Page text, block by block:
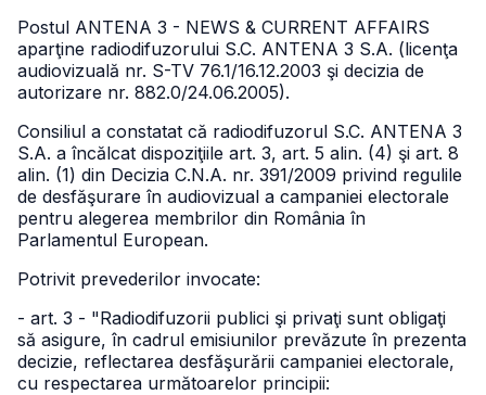
Postul ANTENA 3 - NEWS & CURRENT AFFAIRS
aparţine radiodifuzorului S.C. ANTENA 3 S.A. (licenţa
audiovizuală nr. S-TV 76.1/16.12.2003 şi decizia de
autorizare nr. 882.0/24.06.2005).
Consiliul a constatat că radiodifuzorul S.C. ANTENA 3
S.A. a încălcat dispoziţiile art. 3, art. 5 alin. (4) şi art. 8
alin. (1) din Decizia C.N.A. nr. 391/2009 privind regulile
de desfăşurare în audiovizual a campaniei electorale
pentru alegerea membrilor din România în
Parlamentul European.
Potrivit prevederilor invocate:
- art. 3 - "Radiodifuzorii publici şi privaţi sunt obligaţi
să asigure, în cadrul emisiunilor prevăzute în prezenta
decizie, reflectarea desfăşurării campaniei electorale,
cu respectarea următoarelor principii: